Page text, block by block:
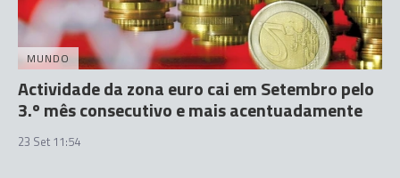
MUNDO
Actividade da zona euro cai em Setembro pelo
3.º mês consecutivo e mais acentuadamente
23 Set 11:54